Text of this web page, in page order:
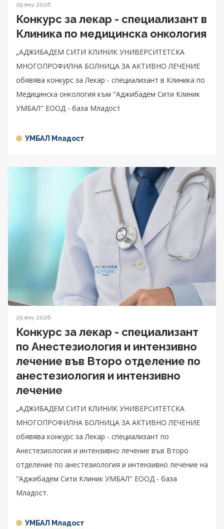
29 яну 2026
Конкурс за лекар - специализант в
Клиника по медицинска онкология
„АДЖИБАДЕМ СИТИ КЛИНИК УНИВЕРСИТЕТСКА
МНОГОПРОФИЛНА БОЛНИЦА ЗА АКТИВНО ЛЕЧЕНИЕ
обявява конкурс за Лекар - специализант в Клиника по
Медицинска онкология към "Аджибадем Сити Клиник
УМБАЛ" ЕООД - база Младост
УМБАЛ Младост
29 яну 2026
Конкурс за лекар - специализант
по Анестезиология и интензивно
лечение във Второ отделение по
анестезиология и интензивно
лечение
„АДЖИБАДЕМ СИТИ КЛИНИК УНИВЕРСИТЕТСКА
МНОГОПРОФИЛНА БОЛНИЦА ЗА АКТИВНО ЛЕЧЕНИЕ
обявява конкурс за Лекар - специализант по
Анестезиология и интензивно лечение във Второ
отделение по анестезиология и интензивно лечение на
"Аджибадем Сити Клиник УМБАЛ" ЕООД - база
Младост.
УМБАЛ Младост